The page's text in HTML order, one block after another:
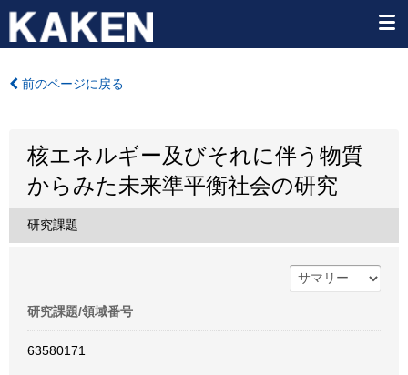
前のページに戻る
核エネルギー及びそれに伴う物質
からみた未来準平衡社会の研究
研究課題
研究課題/領域番号
63580171